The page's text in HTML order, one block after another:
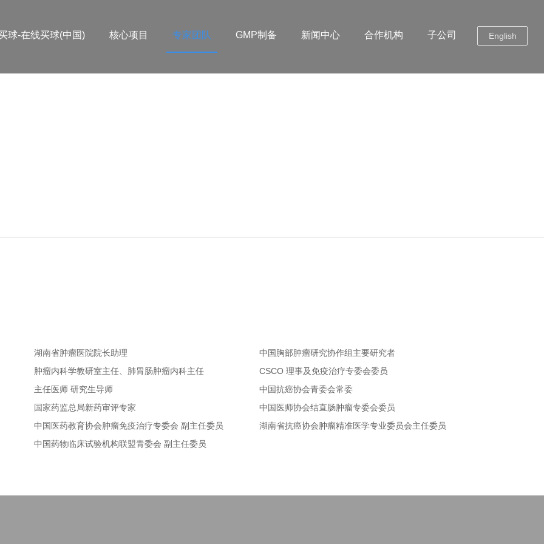
球-在线买球(中国) 核心项目 专家团队 GMP制备 新闻中心 合作机构 子公司 English
湖南省肿瘤医院院长助理
肿瘤内科学教研室主任、肺胃肠肿瘤内科主任
主任医师 研究生导师
国家药监总局新药审评专家
中国医药教育协会肿瘤免疫治疗专委会 副主任委员
中国药物临床试验机构联盟青委会 副主任委员
中国胸部肿瘤研究协作组主要研究者
CSCO 理事及免疫治疗专委会委员
中国抗癌协会青委会常委
中国医师协会结直肠肿瘤专委会委员
湖南省抗癌协会肿瘤精准医学专业委员会主任委员